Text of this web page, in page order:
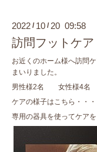
2022 / 10 / 20 09:58
訪問フットケア
お近くのホーム様へ訪問
まいりました。
男性様2名 女性様4名 ケ
ケアの様子はこちら・・・
専用の器具を使ってケアを